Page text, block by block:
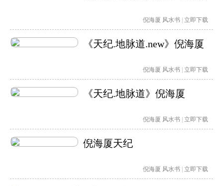
倪海厦 风水书 | 立即下载
《天纪.地脉道.new》倪海厦
倪海厦 风水书 | 立即下载
《天纪.地脉道》倪海厦
倪海厦 风水书 | 立即下载
倪海厦天纪
倪海厦 风水书 | 立即下载